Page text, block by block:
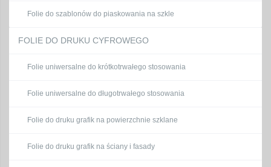
Folie do szablonów do piaskowania na szkle
FOLIE DO DRUKU CYFROWEGO
Folie uniwersalne do krótkotrwałego stosowania
Folie uniwersalne do długotrwałego stosowania
Folie do druku grafik na powierzchnie szklane
Folie do druku grafik na ściany i fasady